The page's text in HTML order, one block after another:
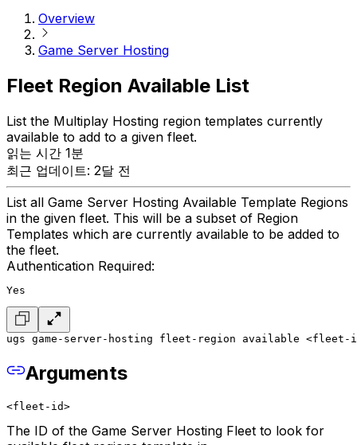
Overview
Game Server Hosting
Fleet Region Available List
List the Multiplay Hosting region templates currently
available to add to a given fleet.
읽는 시간 1분
최근 업데이트: 2달 전
List all Game Server Hosting Available Template Regions
in the given fleet. This will be a subset of Region
Templates which are currently available to be added to
the fleet.
Authentication Required:
Yes
ugs game-server-hosting fleet-region available
Arguments
<fleet-id>
The ID of the Game Server Hosting Fleet to look for